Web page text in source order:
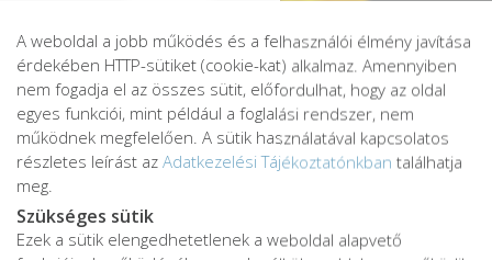
Adatkezelési tájékoztató
A weboldal a jobb működés és a felhasználói élmény javítása
érdekében HTTP-sütiket (cookie-kat) alkalmaz. Amennyiben
nem fogadja el az összes sütit, előfordulhat, hogy az oldal
egyes funkciói, mint például a foglalási rendszer, nem
működnek megfelelően. A sütik használatával kapcsolatos
részletes leírást az Adatkezelési Tájékoztatónkban találhatja
meg.
Szükséges sütik
Ezek a sütik elengedhetetlenek a weboldal alapvető